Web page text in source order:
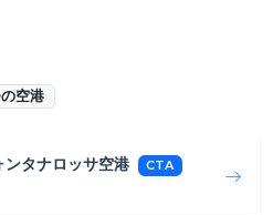
空港
ンタナロッサ空港 CTA